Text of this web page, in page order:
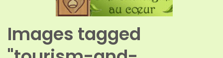
Images tagged